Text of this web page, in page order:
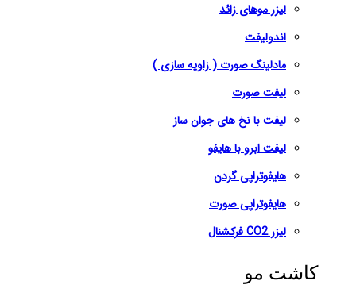
لیزر موهای زائد
اندولیفت
مادلینگ صورت ( زاویه سازی )
لیفت صورت
لیفت با نخ های جوان ساز
لیفت ابرو با هایفو
هایفوتراپی گردن
هایفوتراپی صورت
لیزر CO2 فرکشنال
کاشت مو